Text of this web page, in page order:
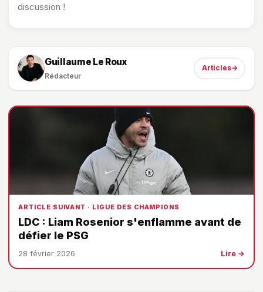
discussion !
Guillaume Le Roux
Rédacteur
Articles→
ARTICLE SUIVANT · LIGUE DES CHAMPIONS
LDC : Liam Rosenior s'enflamme avant de
défier le PSG
28 février 2026 Lire →